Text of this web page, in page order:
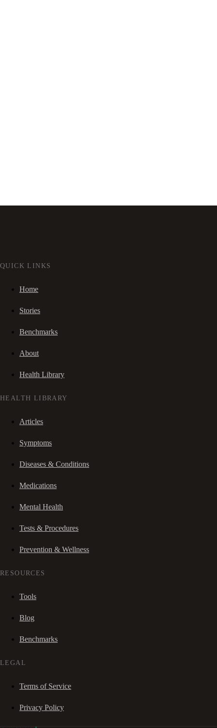
QUICK LINKS
Home
Stories
Benchmarks
About
Health Library
HEALTH LIBRARY
Articles
Symptoms
Diseases & Conditions
Medications
Mental Health
Tests & Procedures
Prevention & Wellness
RESOURCES
Tools
Blog
Benchmarks
LEGAL
Terms of Service
Privacy Policy